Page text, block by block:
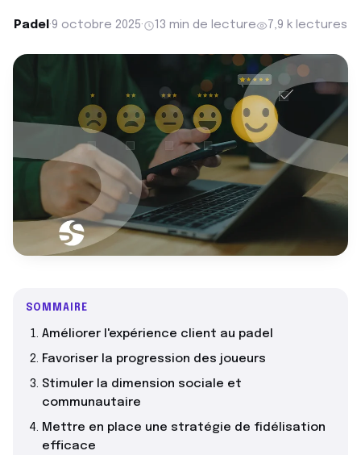
Padel ·9 octobre 2025· 13 min de lecture 7,9 k lectures
SOMMAIRE
Améliorer l'expérience client au padel
Favoriser la progression des joueurs
Stimuler la dimension sociale et
communautaire
Mettre en place une stratégie de fidélisation
efficace